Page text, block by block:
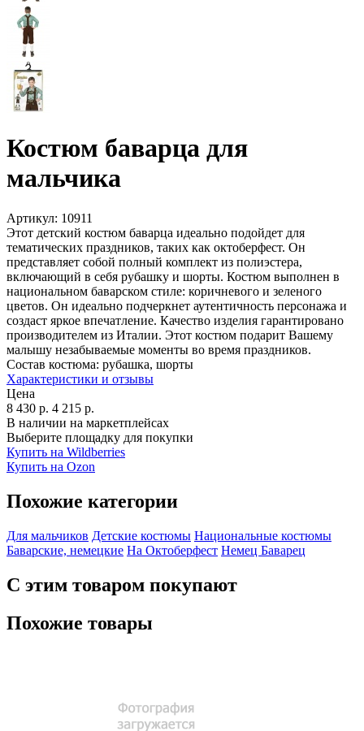
Костюм баварца для
мальчика
Артикул: 10911
Этот детский костюм баварца идеально подойдет для
тематических праздников, таких как октоберфест. Он
представляет собой полный комплект из полиэстера,
включающий в себя рубашку и шорты. Костюм выполнен в
национальном баварском стиле: коричневого и зеленого
цветов. Он идеально подчеркнет аутентичность персонажа и
создаст яркое впечатление. Качество изделия гарантировано
производителем из Италии. Этот костюм подарит Вашему
малышу незабываемые моменты во время праздников.
Состав костюма: рубашка, шорты
Характеристики и отзывы
Цена
8 430 р. 4 215 р.
В наличии на маркетплейсах
Выберите площадку для покупки
Купить на Wildberries
Купить на Ozon
Похожие категории
Для мальчиков Детские костюмы Национальные костюмы
Баварские, немецкие На Октоберфест Немец Баварец
С этим товаром покупают
Похожие товары